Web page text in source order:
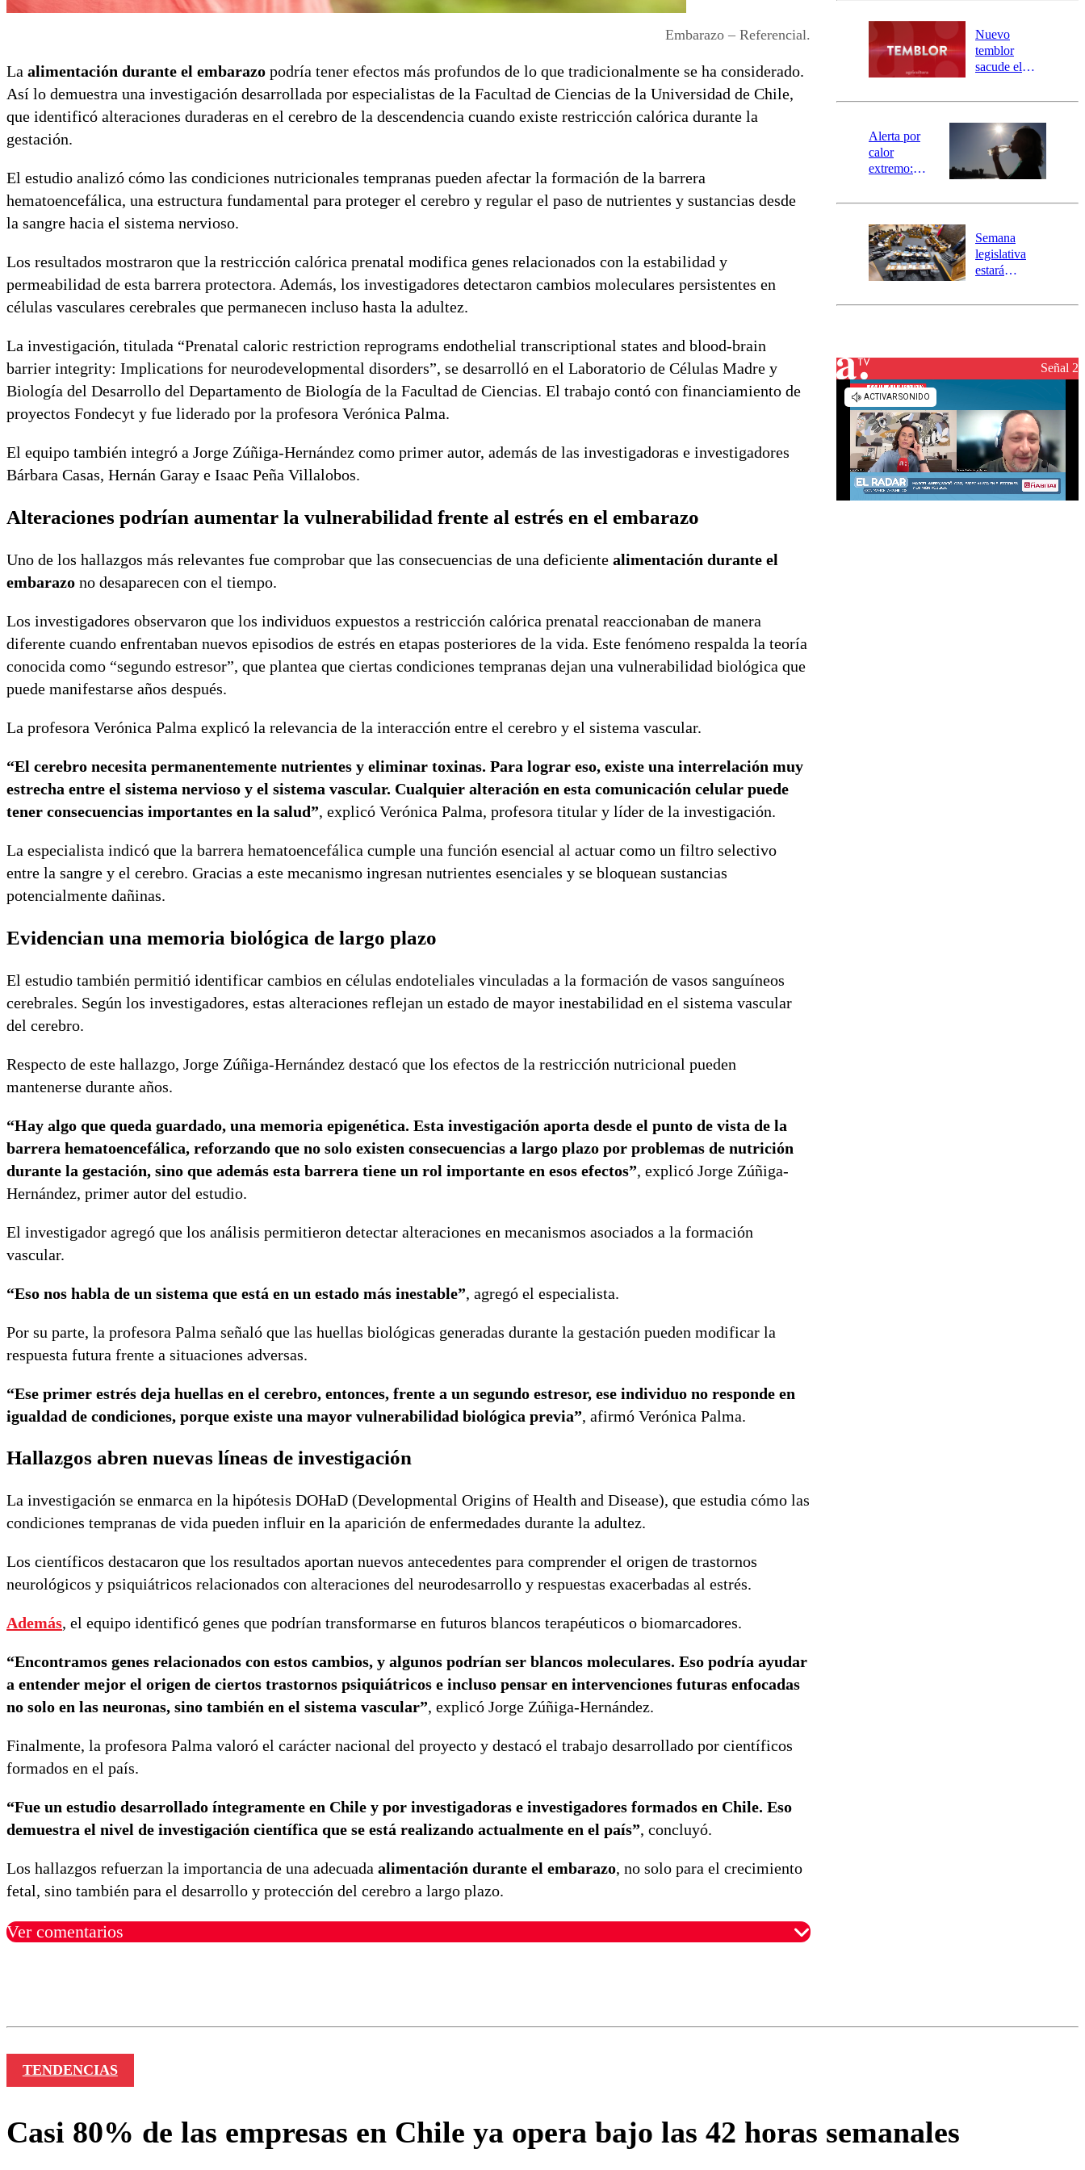
Embarazo – Referencial.
La alimentación durante el embarazo podría tener efectos más profundos de lo que tradicionalmente se ha considerado.
Así lo demuestra una investigación desarrollada por especialistas de la Facultad de Ciencias de la Universidad de Chile,
que identificó alteraciones duraderas en el cerebro de la descendencia cuando existe restricción calórica durante la
gestación.
El estudio analizó cómo las condiciones nutricionales tempranas pueden afectar la formación de la barrera
hematoencefálica, una estructura fundamental para proteger el cerebro y regular el paso de nutrientes y sustancias desde
la sangre hacia el sistema nervioso.
Los resultados mostraron que la restricción calórica prenatal modifica genes relacionados con la estabilidad y
permeabilidad de esta barrera protectora. Además, los investigadores detectaron cambios moleculares persistentes en
células vasculares cerebrales que permanecen incluso hasta la adultez.
La investigación, titulada “Prenatal caloric restriction reprograms endothelial transcriptional states and blood-brain
barrier integrity: Implications for neurodevelopmental disorders”, se desarrolló en el Laboratorio de Células Madre y
Biología del Desarrollo del Departamento de Biología de la Facultad de Ciencias. El trabajo contó con financiamiento de
proyectos Fondecyt y fue liderado por la profesora Verónica Palma.
El equipo también integró a Jorge Zúñiga-Hernández como primer autor, además de las investigadoras e investigadores
Bárbara Casas, Hernán Garay e Isaac Peña Villalobos.
Alteraciones podrían aumentar la vulnerabilidad frente al estrés en el embarazo
Uno de los hallazgos más relevantes fue comprobar que las consecuencias de una deficiente alimentación durante el
embarazo no desaparecen con el tiempo.
Los investigadores observaron que los individuos expuestos a restricción calórica prenatal reaccionaban de manera
diferente cuando enfrentaban nuevos episodios de estrés en etapas posteriores de la vida. Este fenómeno respalda la teoría
conocida como “segundo estresor”, que plantea que ciertas condiciones tempranas dejan una vulnerabilidad biológica que
puede manifestarse años después.
La profesora Verónica Palma explicó la relevancia de la interacción entre el cerebro y el sistema vascular.
“El cerebro necesita permanentemente nutrientes y eliminar toxinas. Para lograr eso, existe una interrelación muy
estrecha entre el sistema nervioso y el sistema vascular. Cualquier alteración en esta comunicación celular puede
tener consecuencias importantes en la salud”, explicó Verónica Palma, profesora titular y líder de la investigación.
La especialista indicó que la barrera hematoencefálica cumple una función esencial al actuar como un filtro selectivo
entre la sangre y el cerebro. Gracias a este mecanismo ingresan nutrientes esenciales y se bloquean sustancias
potencialmente dañinas.
Evidencian una memoria biológica de largo plazo
El estudio también permitió identificar cambios en células endoteliales vinculadas a la formación de vasos sanguíneos
cerebrales. Según los investigadores, estas alteraciones reflejan un estado de mayor inestabilidad en el sistema vascular
del cerebro.
Respecto de este hallazgo, Jorge Zúñiga-Hernández destacó que los efectos de la restricción nutricional pueden
mantenerse durante años.
“Hay algo que queda guardado, una memoria epigenética. Esta investigación aporta desde el punto de vista de la
barrera hematoencefálica, reforzando que no solo existen consecuencias a largo plazo por problemas de nutrición
durante la gestación, sino que además esta barrera tiene un rol importante en esos efectos”, explicó Jorge Zúñiga-
Hernández, primer autor del estudio.
El investigador agregó que los análisis permitieron detectar alteraciones en mecanismos asociados a la formación
vascular.
“Eso nos habla de un sistema que está en un estado más inestable”, agregó el especialista.
Por su parte, la profesora Palma señaló que las huellas biológicas generadas durante la gestación pueden modificar la
respuesta futura frente a situaciones adversas.
“Ese primer estrés deja huellas en el cerebro, entonces, frente a un segundo estresor, ese individuo no responde en
igualdad de condiciones, porque existe una mayor vulnerabilidad biológica previa”, afirmó Verónica Palma.
Hallazgos abren nuevas líneas de investigación
La investigación se enmarca en la hipótesis DOHaD (Developmental Origins of Health and Disease), que estudia cómo las
condiciones tempranas de vida pueden influir en la aparición de enfermedades durante la adultez.
Los científicos destacaron que los resultados aportan nuevos antecedentes para comprender el origen de trastornos
neurológicos y psiquiátricos relacionados con alteraciones del neurodesarrollo y respuestas exacerbadas al estrés.
Además, el equipo identificó genes que podrían transformarse en futuros blancos terapéuticos o biomarcadores.
“Encontramos genes relacionados con estos cambios, y algunos podrían ser blancos moleculares. Eso podría ayudar
a entender mejor el origen de ciertos trastornos psiquiátricos e incluso pensar en intervenciones futuras enfocadas
no solo en las neuronas, sino también en el sistema vascular”, explicó Jorge Zúñiga-Hernández.
Finalmente, la profesora Palma valoró el carácter nacional del proyecto y destacó el trabajo desarrollado por científicos
formados en el país.
“Fue un estudio desarrollado íntegramente en Chile y por investigadoras e investigadores formados en Chile. Eso
demuestra el nivel de investigación científica que se está realizando actualmente en el país”, concluyó.
Los hallazgos refuerzan la importancia de una adecuada alimentación durante el embarazo, no solo para el crecimiento
fetal, sino también para el desarrollo y protección del cerebro a largo plazo.
Ver comentarios
río Damas:
activa
mensajería
SAE
Nuevo
temblor
sacude el
revisa la
epicentro
Alerta por
calor
extremo:
activa Alerta
Preventiva en
tres comunas
Semana
legislativa
estará
el fin de la
reconstrucciónSeñal 2
TENDENCIAS
Casi 80% de las empresas en Chile ya opera bajo las 42 horas semanales